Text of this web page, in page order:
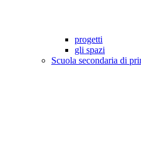
progetti
gli spazi
Scuola secondaria di